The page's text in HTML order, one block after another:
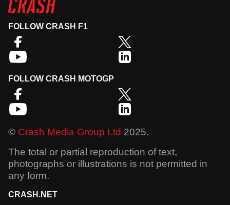
FOLLOW CRASH F1
FOLLOW CRASH MOTOGP
© Crash Media Group Ltd 2025.
The total or partial reproduction of text,
photographs or illustrations is not permitted in
any form.
CRASH.NET